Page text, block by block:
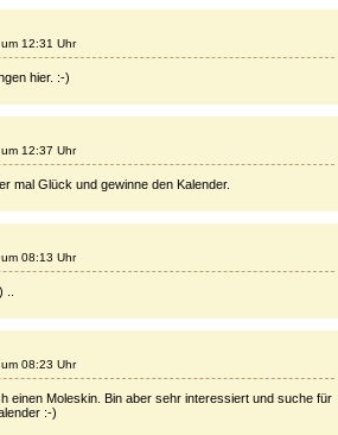
12:31 Uhr
hier. :-)
12:37 Uhr
mal Glück und gewinne den Kalender.
08:13 Uhr
08:23 Uhr
einen Moleskin. Bin aber sehr interessiert und suche für
:-)